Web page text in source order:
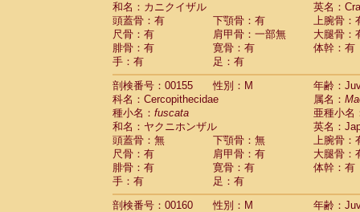
和名：カニクイザル
英名：
頭蓋骨：有
下顎骨：有
上腕骨：
尺骨：有
肩甲骨：一部無
大腿骨：
腓骨：有
寛骨：有
体幹：有
手：有
足：有
剖検番号：00155
性別：M
年齢：
科名：Cercopithecidae
属名：
種小名： fuscata
亜種小名
和名：ヤクニホンザル
英名：
頭蓋骨：無
下顎骨：無
上腕骨：
尺骨：有
肩甲骨：有
大腿骨：
腓骨：有
寛骨：有
体幹：有
手：有
足：有
剖検番号：00160
性別：M
年齢：